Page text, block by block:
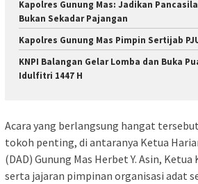
Kapolres Gunung Mas: Jadikan
Bukan Sekadar Pajangan
Kapolres Gunung Mas Pimpin Sertijab
KNPI Balangan Gelar Lomba dan Buka
Idulfitri 1447 H
Acara yang berlangsung hangat
tokoh penting, di antaranya Ketua
(DAD) Gunung Mas Herbet Y. Asin,
serta jajaran pimpinan organisasi adat